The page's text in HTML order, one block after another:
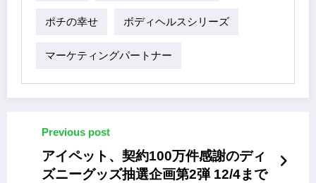
ポチの幸せ ボディヘルスシリーズ
マーケティングパートナー
Previous post
アイペット、契約100万件感謝のディ
ズニーグッズ抽選企画第2弾 12/4まで